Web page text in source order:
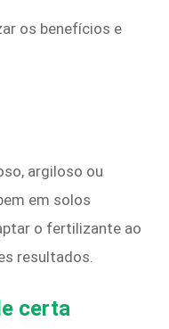
os benefícios e
argiloso ou
em solos
o fertilizante ao
resultados.
certa